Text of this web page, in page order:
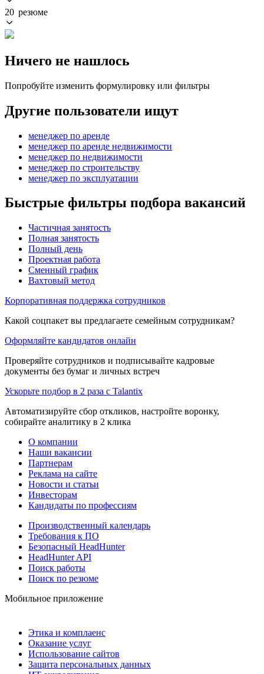
20 резюме
Ничего не нашлось
Попробуйте изменить формулировку или фильтры
Другие пользователи ищут
менеджер по аренде
менеджер по аренде недвижимости
менеджер по недвижимости
менеджер по строительству
менеджер по эксплуатации
Быстрые фильтры подбора вакансий
Частичная занятость
Полная занятость
Полный день
Проектная работа
Сменный график
Вахтовый метод
Корпоративная поддержка сотрудников
Какой соцпакет вы предлагаете семейным сотрудникам?
Оформляйте кандидатов онлайн
Проверяйте сотрудников и подписывайте кадровые
документы без бумаг и личных встреч
Ускорьте подбор в 2 раза с Talantix
Автоматизируйте сбор откликов, настройте воронку,
собирайте аналитику в 2 клика
О компании
Наши вакансии
Партнерам
Реклама на сайте
Новости и статьи
Инвесторам
Кандидаты по профессиям
Производственный календарь
Требования к ПО
Безопасный HeadHunter
HeadHunter API
Поиск работы
Поиск по резюме
Мобильное приложение
Этика и комплаенс
Оказание услуг
Использование сайтов
Защита персональных данных